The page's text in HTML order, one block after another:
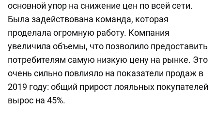
основной упор на снижение цен по всей сети.
Была задействована команда, которая
проделала огромную работу. Компания
увеличила объемы, что позволило предоставить
потребителям самую низкую цену на рынке. Это
очень сильно повлияло на показатели продаж в
2019 году: общий прирост лояльных покупателей
вырос на 45%.